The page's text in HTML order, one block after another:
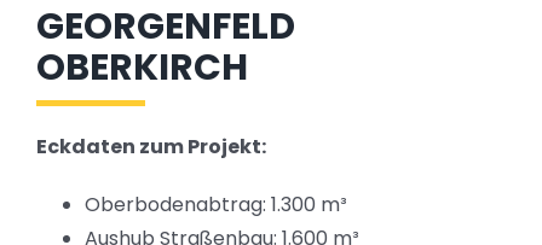
GEORGENFELD
OBERKIRCH
Eckdaten zum Projekt:
Oberbodenabtrag: 1.300 m³
Aushub Straßenbau: 1.600 m³